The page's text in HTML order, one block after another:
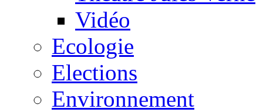
Vidéo
Ecologie
Elections
Environnement